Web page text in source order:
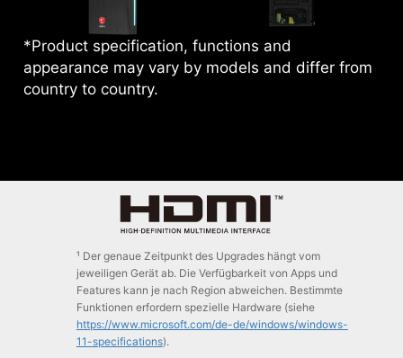
*Product specification, functions and
appearance may vary by models and differ from
country to country.
¹ Der genaue Zeitpunkt des Upgrades hängt vom
jeweiligen Gerät ab. Die Verfügbarkeit von Apps und
Features kann je nach Region abweichen. Bestimmte
Funktionen erfordern spezielle Hardware (siehe
https://www.microsoft.com/de-de/windows/windows-
11-specifications).